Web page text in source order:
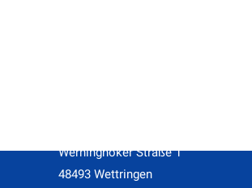
Werninghoker Straße 1
48493 Wettringen